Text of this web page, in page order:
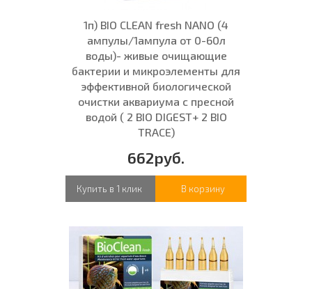
1п) BIO CLEAN fresh NANO (4
ампулы/1ампула от 0-60л
воды)- живые очищающие
бактерии и микроэлементы для
эффективной биологической
очистки аквариума с пресной
водой ( 2 BIO DIGEST+ 2 BIO
TRACE)
662руб.
Купить в 1 клик В корзину